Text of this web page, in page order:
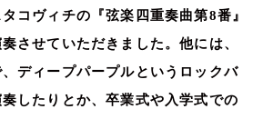
コヴィチの『弦楽四重奏曲第8番』
させていただきました。他には、
ディープパープルというロックバ
したりとか、卒業式や入学式での